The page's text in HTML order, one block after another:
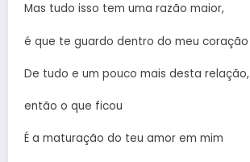
Mas tudo isso tem uma razão maior,
é que te guardo dentro do meu coração
De tudo e um pouco mais desta relação,
então o que ficou
É a maturação do teu amor em mim